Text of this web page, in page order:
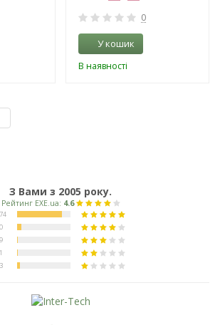
0
У кошик
В наявності
З Вами з 2005 року.